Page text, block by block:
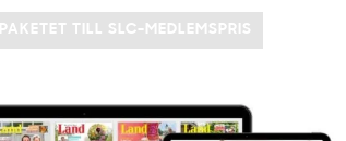
TILL SLC-MEDLEMSPRIS